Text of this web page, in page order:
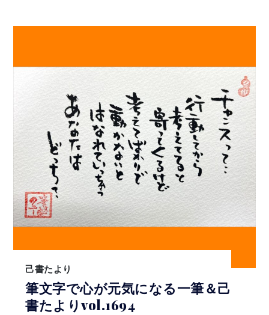
己書たより
筆文字で心が元気になる一筆＆己
書たよりvol.1694